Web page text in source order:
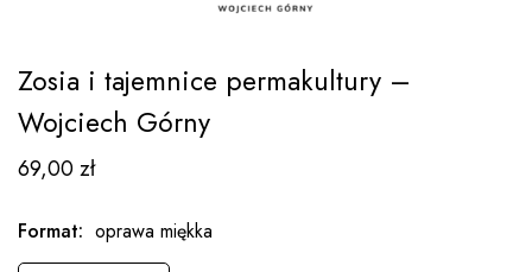
Zosia i tajemnice permakultury –
Wojciech Górny
69,00zł
Format: oprawa miękka